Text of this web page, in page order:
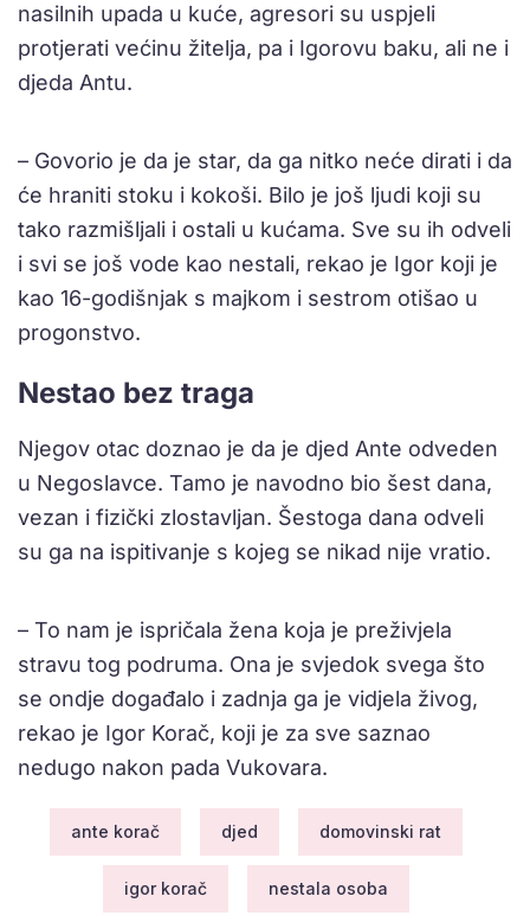
nasilnih upada u kuće, agresori su uspjeli
protjerati većinu žitelja, pa i Igorovu baku, ali ne i
djeda Antu.
– Govorio je da je star, da ga nitko neće dirati i da
će hraniti stoku i kokoši. Bilo je još ljudi koji su
tako razmišljali i ostali u kućama. Sve su ih odveli
i svi se još vode kao nestali, rekao je Igor koji je
kao 16-godišnjak s majkom i sestrom otišao u
progonstvo.
Nestao bez traga
Njegov otac doznao je da je djed Ante odveden
u Negoslavce. Tamo je navodno bio šest dana,
vezan i fizički zlostavljan. Šestoga dana odveli
su ga na ispitivanje s kojeg se nikad nije vratio.
– To nam je ispričala žena koja je preživjela
stravu tog podruma. Ona je svjedok svega što
se ondje događalo i zadnja ga je vidjela živog,
rekao je Igor Korač, koji je za sve saznao
nedugo nakon pada Vukovara.
ante korač djed domovinski rat
igor korač nestala osoba